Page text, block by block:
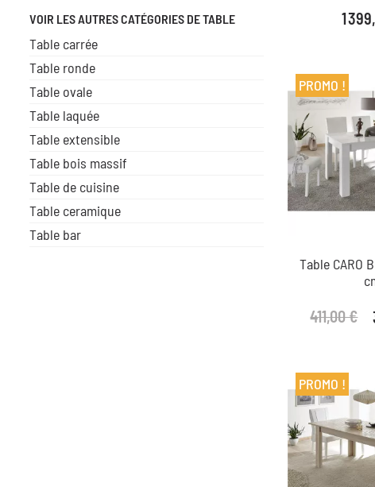
VOIR LES AUTRES CATÉGORIES DE TABLE
Table carrée
Table ronde
Table ovale
Table laquée
Table extensible
Table bois massif
Table de cuisine
Table ceramique
Table bar
Prix
1
Table CARO
411,00 €
PROMO !
PROMO !